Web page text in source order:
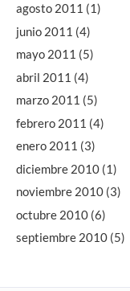
agosto 2011 (1)
junio 2011 (4)
mayo 2011 (5)
abril 2011 (4)
marzo 2011 (5)
febrero 2011 (4)
enero 2011 (3)
diciembre 2010 (1)
noviembre 2010 (3)
octubre 2010 (6)
septiembre 2010 (5)